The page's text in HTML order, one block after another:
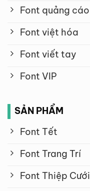
Font quảng cáo
Font việt hóa
Font viết tay
Font VIP
SẢN PHẨM
Font Tết
Font Trang Trí
Font Thiệp Cưới